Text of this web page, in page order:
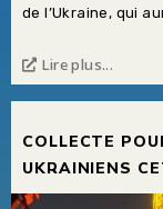
de l’Ukraine, qui
Lire plus...
COLLECTE
UKRAINIENS